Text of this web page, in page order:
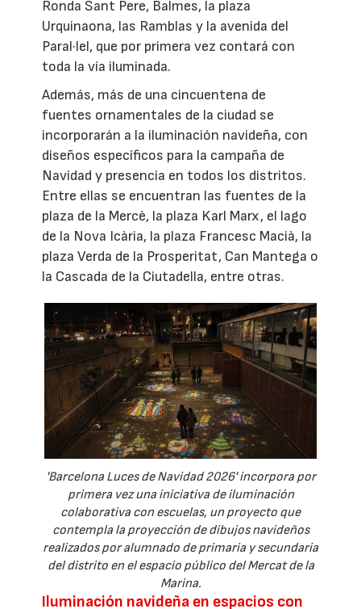
Ronda Sant Pere, Balmes, la plaza
Urquinaona, las Ramblas y la avenida del
Paral·lel, que por primera vez contará con
toda la vía iluminada.
Además, más de una cincuentena de
fuentes ornamentales de la ciudad se
incorporarán a la iluminación navideña, con
diseños específicos para la campaña de
Navidad y presencia en todos los distritos.
Entre ellas se encuentran las fuentes de la
plaza de la Mercè, la plaza Karl Marx, el lago
de la Nova Icària, la plaza Francesc Macià, la
plaza Verda de la Prosperitat, Can Mantega o
la Cascada de la Ciutadella, entre otras.
'Barcelona Luces de Navidad 2026' incorpora por
primera vez una iniciativa de iluminación
colaborativa con escuelas, un proyecto que
contempla la proyección de dibujos navideños
realizados por alumnado de primaria y secundaria
del distrito en el espacio público del Mercat de la
Marina.
Iluminación navideña en espacios con